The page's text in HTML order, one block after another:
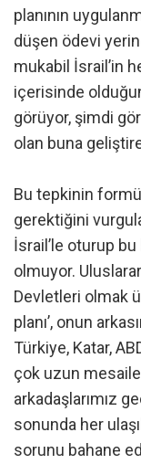
planının
düşen ödevi
mukabil İsrail’in
içerisinde
görüyor, şimdi
olan buna
Bu tepkinin
gerektiğini
İsrail’le oturup
olmuyor.
Devletleri olmak
planı’, onun
Türkiye, Katar,
çok uzun
arkadaşlarımız
sonunda her
sorunu bahane